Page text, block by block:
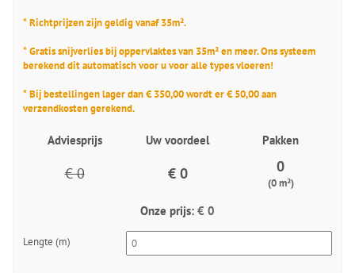
* Richtprijzen zijn geldig vanaf 35m².
* Gratis snijverlies bij oppervlaktes van 35m² en meer. Ons systeem
berekend dit automatisch voor u voor alle types vloeren!
* Bij bestellingen lager dan € 350,00 wordt er € 50,00 aan
verzendkosten gerekend.
Adviesprijs Uw voordeel Pakken
€ 0 € 0 0
(0 m²)
Onze prijs: € 0
Lengte (m)